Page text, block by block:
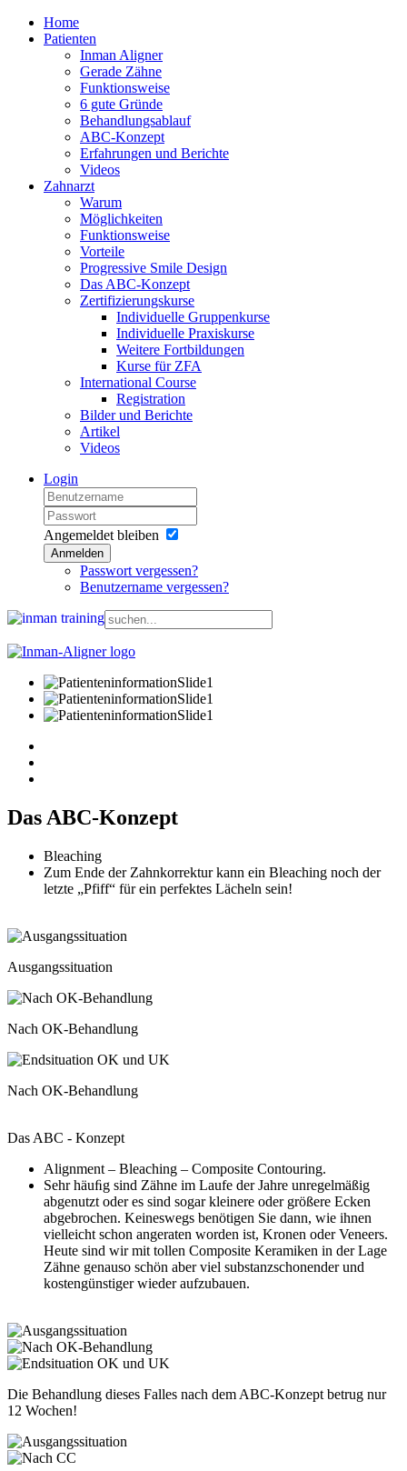
Home
Patienten
Inman Aligner
Gerade Zähne
Funktionsweise
6 gute Gründe
Behandlungsablauf
ABC-Konzept
Erfahrungen und Berichte
Videos
Zahnarzt
Warum
Möglichkeiten
Funktionsweise
Vorteile
Progressive Smile Design
Das ABC-Konzept
Zertifizierungskurse
Individuelle Gruppenkurse
Individuelle Praxiskurse
Weitere Fortbildungen
Kurse für ZFA
International Course
Registration
Bilder und Berichte
Artikel
Videos
Login
Angemeldet bleiben
Anmelden
Passwort vergessen?
Benutzername vergessen?
Das ABC-Konzept
Bleaching
Zum Ende der Zahnkorrektur kann ein Bleaching noch der
letzte „Pfiff“ für ein perfektes Lächeln sein!
Ausgangssituation
Nach OK-Behandlung
Nach OK-Behandlung
Das ABC - Konzept
Alignment – Bleaching – Composite Contouring.
Sehr häuﬁg sind Zähne im Laufe der Jahre unregelmäßig
abgenutzt oder es sind sogar kleinere oder größere Ecken
abgebrochen. Keineswegs benötigen Sie dann, wie ihnen
vielleicht schon angeraten worden ist, Kronen oder Veneers.
Heute sind wir mit tollen Composite Keramiken in der Lage
Zähne genauso schön aber viel substanzschonender und
kostengünstiger wieder aufzubauen.
Die Behandlung dieses Falles nach dem ABC-Konzept betrug nur
12 Wochen!